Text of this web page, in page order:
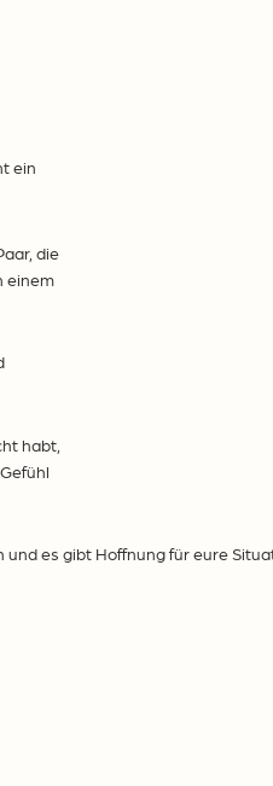
ein
die
einem
habt,
und es gibt Hoffnung für eure